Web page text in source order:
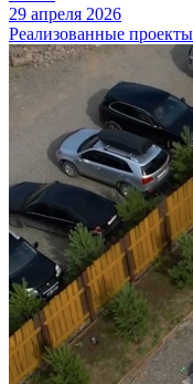
29 апреля 2026
Реализованные проекты